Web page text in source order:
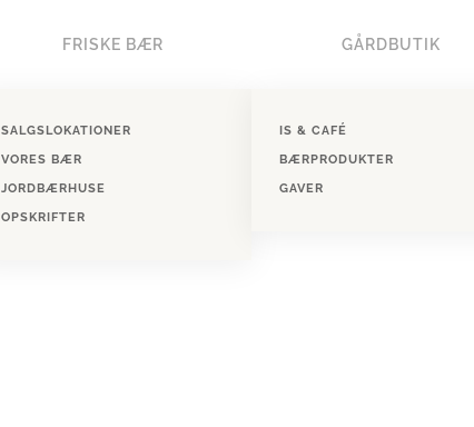
FRISKE BÆR
SALGSLOKATIONER
VORES BÆR
JORDBÆRHUSE
OPSKRIFTER
GÅRDBUTIK
IS & CAFÉ
BÆRPRODUKTER
GAVER